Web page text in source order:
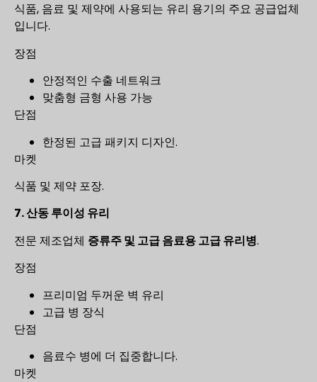
식품, 음료 및 제약에 사용되는 유리 용기의 주요 공급업체
입니다.
장점
안정적인 수출 네트워크
맞춤형 금형 사용 가능
단점
한정된 고급 패키지 디자인.
마켓
식품 및 제약 포장.
7. 산동 루이성 유리
전문 제조업체 증류주 및 고급 음료용 고급 유리병.
장점
프리미엄 두꺼운 벽 유리
고급 병 장식
단점
음료수 병에 더 집중합니다.
마켓